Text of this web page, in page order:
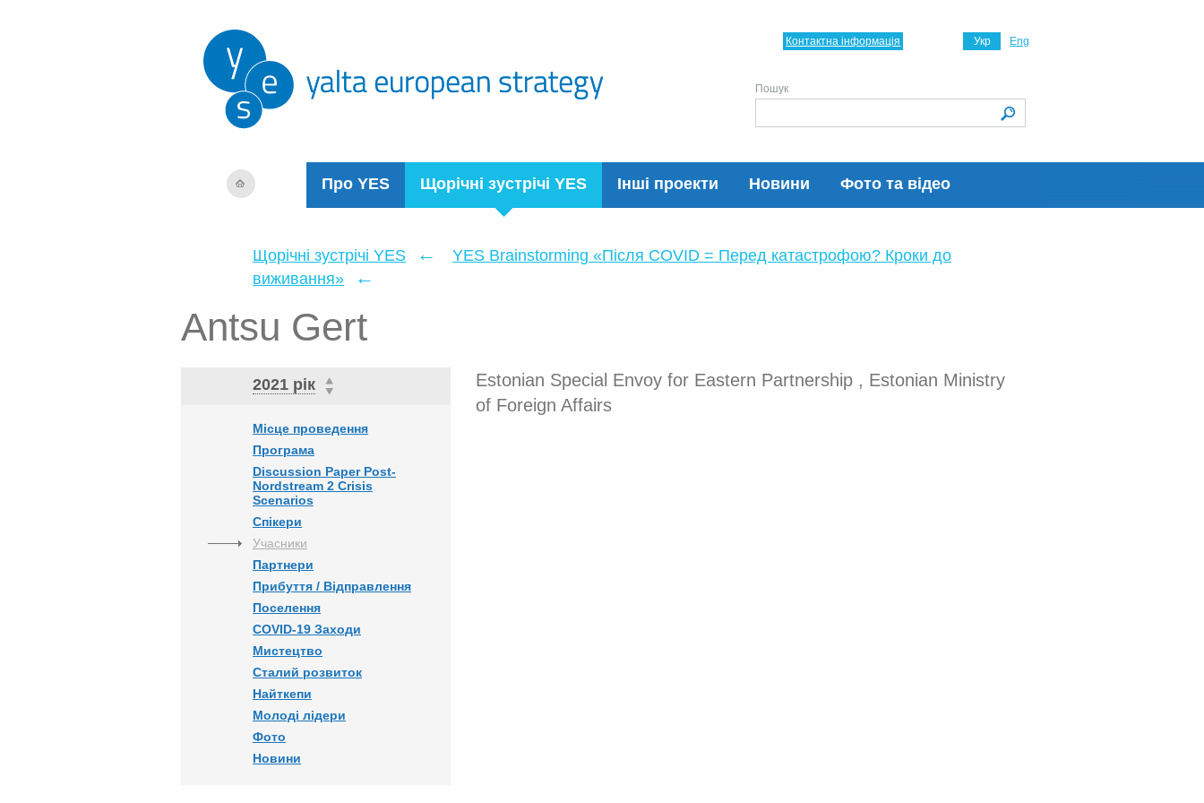
Про YES Щорічні зустрічі YES Інші проекти Новини Фото та відео
Укр Eng
Контактна інформація
Пошук
Щорічні зустрічі YES ←
YES Brainstorming «Після COVID = Перед катастрофою? Кроки до
виживання»
←
Antsu Gert
2021 рік
Місце проведення
Програма
Discussion Paper Post-
Nordstream 2 Crisis
Scenarios
Спікери
Учасники
Партнери
Прибуття / Відправлення
Поселення
COVID-19 Заходи
Мистецтво
Сталий розвиток
Найткепи
Молоді лідери
Фото
Новини
Estonian Special Envoy for Eastern Partnership , Estonian Ministry
of Foreign Affairs